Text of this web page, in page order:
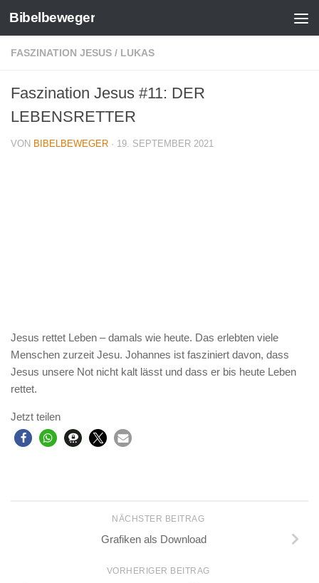
Zum Inhalt springen
Bibelbeweger
FASZINATION JESUS / LUKAS
Faszination Jesus #11: DER
LEBENSRETTER
VON BIBELBEWEGER · 19. SEPTEMBER 2021
Jesus rettet Leben – damals wie heute. Das erlebten viele
Menschen zurzeit Jesu. Johannes ist fasziniert davon, dass
Jesus unsere Not nicht kalt lässt und dass er bis heute Leben
rettet.
Jetzt teilen
NÄCHSTER BEITRAG
Grafiken als Download
VORHERIGER BEITRAG